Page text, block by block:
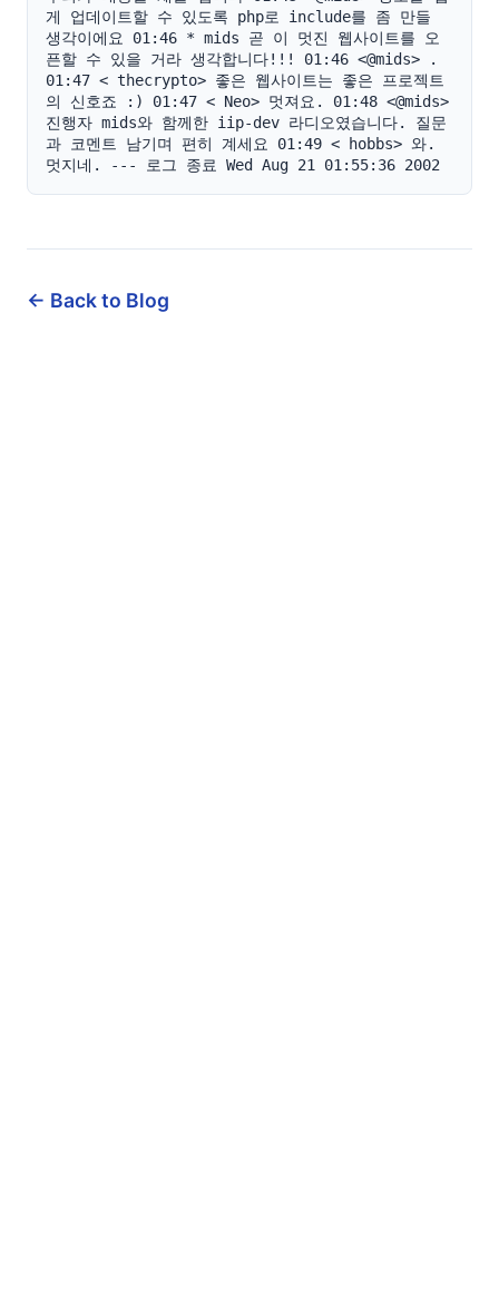
게 업데이트할 수 있도록 php로 include를 좀 만들
생각이에요 01:46 * mids 곧 이 멋진 웹사이트를 오
픈할 수 있을 거라 생각합니다!!! 01:46 <@mids> .
01:47 < thecrypto> 좋은 웹사이트는 좋은 프로젝트
의 신호죠 :) 01:47 < Neo> 멋져요. 01:48 <@mids>
진행자 mids와 함께한 iip-dev 라디오였습니다. 질문
과 코멘트 남기며 편히 계세요 01:49 < hobbs> 와.
멋지네. --- 로그 종료 Wed Aug 21 01:55:36 2002
← Back to Blog